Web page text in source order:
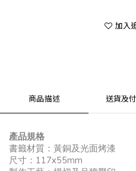
加入
商品描述 送貨及
產品規格
書籤材質：黃銅及光面烤漆
尺寸： 117x55mm